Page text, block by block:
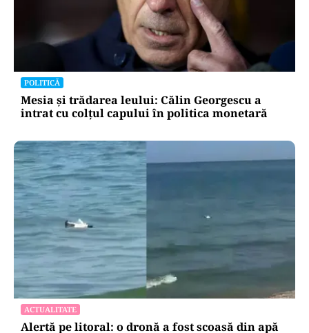
POLITICĂ
Mesia și trădarea leului: Călin Georgescu a
intrat cu colțul capului în politica monetară
ACTUALITATE
Alertă pe litoral: o dronă a fost scoasă din apă